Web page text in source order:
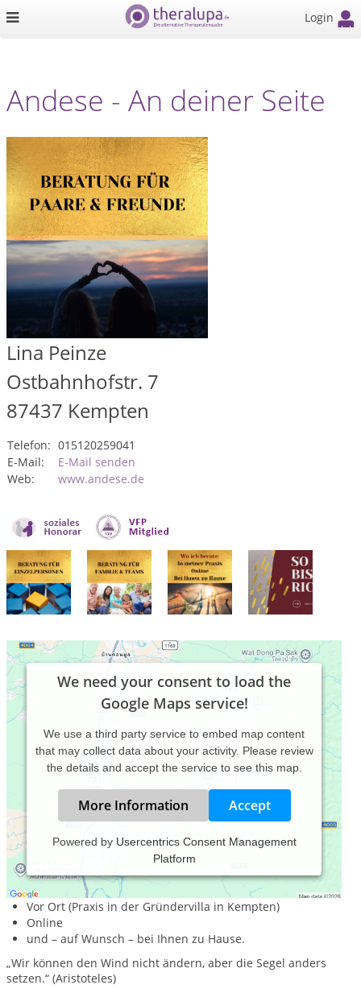
Login
Andese - An deiner Seite
Lina Peinze
Ostbahnhofstr. 7
87437 Kempten
Telefon: 015120259041
E-Mail:
E-Mail senden
Web:
www.andese.de
We need your consent to load the
Google Maps service!
We use a third party service to embed map content
that may collect data about your activity. Please review
the details and accept the service to see this map.
More Information Accept
Powered by Usercentrics Consent Management
Platform
Beratung und Coaching in herausfordernden Zeiten und
Situationen – ich bin an deiner Seite.
Vor Ort (Praxis in der Gründervilla in Kempten)
Online
und – auf Wunsch – bei Ihnen zu Hause.
„Wir können den Wind nicht ändern, aber die Segel anders
setzen.“ (Aristoteles)